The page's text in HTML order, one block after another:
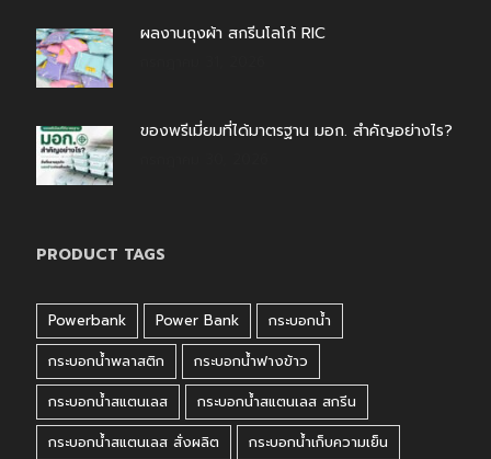
ผลงานถุงผ้า สกรีนโลโก้ RIC
ของพรีเมี่ยมที่ได้มาตรฐาน มอก. สำคัญอย่างไร?
PRODUCT TAGS
Powerbank Power Bank
กระบอกน้ำ
กระบอกน้ำพลาสติก
กระบอกน้ำฟางข้าว
กระบอกน้ำสแตนเลส
กระบอกน้ำสแตนเลส สกรีน
กระบอกน้ำสแตนเลส สั่งผลิต
กระบอกน้ำเก็บความเย็น